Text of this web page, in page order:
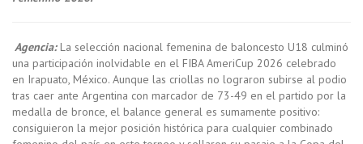
Agencia:La selección nacional femenina de baloncesto U18 culminó
una participación inolvidable en el FIBA AmeriCup 2026 celebrado
en Irapuato, México. Aunque las criollas no lograron subirse al podio
tras caer ante Argentina con marcador de 73-49 en el partido por la
medalla de bronce, el balance general es sumamente positivo:
consiguieron la mejor posición histórica para cualquier combinado